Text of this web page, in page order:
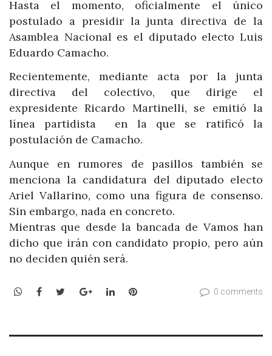
Hasta el momento, oficialmente el único
postulado a presidir la junta directiva de la
Asamblea Nacional es el diputado electo Luis
Eduardo Camacho.
Recientemente, mediante acta por la junta
directiva del colectivo, que dirige el
expresidente Ricardo Martinelli, se emitió la
línea partidista en la que se ratificó la
postulación de Camacho.
Aunque en rumores de pasillos también se
menciona la candidatura del diputado electo
Ariel Vallarino, como una figura de consenso.
Sin embargo, nada en concreto.
Mientras que desde la bancada de Vamos han
dicho que irán con candidato propio, pero aún
no deciden quién será.
WhatsApp
Facebook
TwitterGoogle+LinkedInPinterest 0 comments